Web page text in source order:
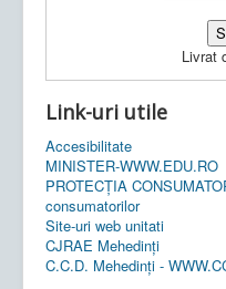
Livrat
Link-uri utile
Accesibilitate
MINISTER-WWW.EDU.RO
PROTECȚIA
consumatorilor
Site-uri web unitati
CJRAE Mehedinți
C.C.D. Mehedinţi -